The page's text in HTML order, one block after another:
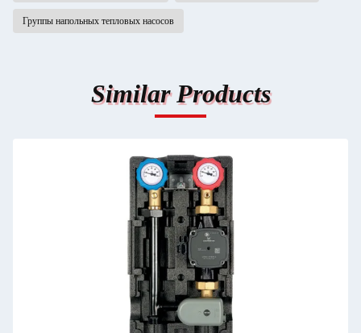
Группы напольных тепловых насосов
Similar Products